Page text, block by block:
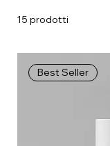
15 prodotti
Best Seller